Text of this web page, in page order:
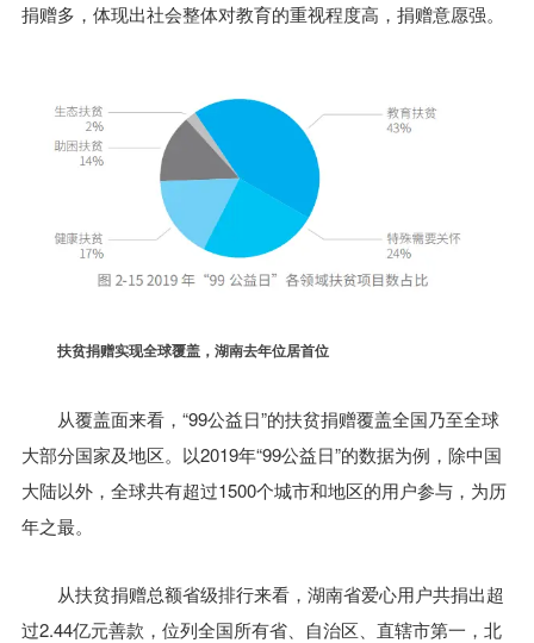
捐赠多，体现出社会整体对教育的重视程度高，捐赠意愿强。
扶贫捐赠实现全球覆盖，湖南去年位居首位
从覆盖面来看，“99公益日”的扶贫捐赠覆盖全国乃至全球
大部分国家及地区。以2019年“99公益日”的数据为例，除中国
大陆以外，全球共有超过1500个城市和地区的用户参与，为历
年之最。
从扶贫捐赠总额省级排行来看，湖南省爱心用户共捐出超
过2.44亿元善款，位列全国所有省、自治区、直辖市第一，北